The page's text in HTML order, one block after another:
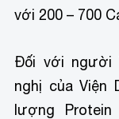
với 200 – 700
Đối với người
nghị của Viện
lượng